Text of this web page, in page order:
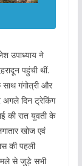
उपाध्याय ने
पहुंची थीं.
गंगोत्री और
अगले दिन ट्रेकिंग
की रात युवती के
खोज एवं
की पहली
से जुड़े सभी